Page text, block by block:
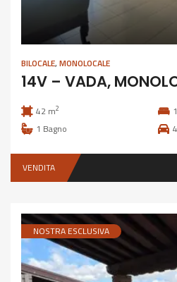
BILOCALE,MONOLOCALE
42 m2 1
1 Bagno 4
VENDITA
NOSTRA ESCLUSIVA